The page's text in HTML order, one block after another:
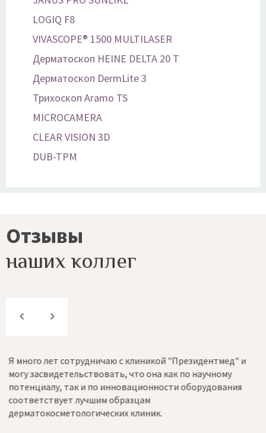
LOGIQ F8
VIVASCOPE® 1500 MULTILASER
Дерматоскоп HEINE DELTA 20 T
Дерматоскоп DermLite 3
Трихоскоп Aramo TS
MICROCAMERA
CLEAR VISION 3D
DUB-TPM
Отзывы
наших коллег
Я много лет сотрудничаю с клиникой "Президентмед" и
могу засвидетельствовать, что она как по научному
потенциалу, так и по инновационности оборудования
соответствует лучшим образцам
дерматокосметологических клиник.